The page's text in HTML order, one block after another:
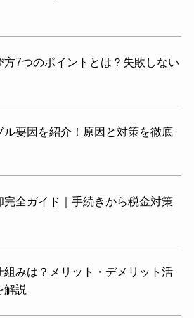
方7つのポイントとは？失敗しない
ル要因を紹介！原因と対策を徹底
完全ガイド｜手続きから税金対策
組みは？メリット・デメリット活
解説